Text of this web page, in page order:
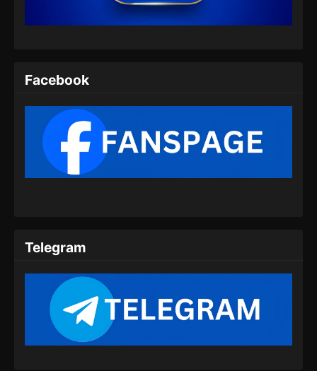
Eps 318 - Against the Sky Supreme Episode
318 Subtitle Indonesia - Juli 13, 2024
319 Subtitle Indonesia - Juli 15, 2024
Against the Sky Supreme Episode 320
Subtitle Indonesia
Against the Sky Supreme Episode 322
Subtitle Indonesia
Facebook
Telegram